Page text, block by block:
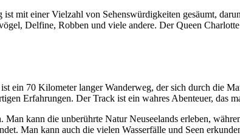
mit einer Vielzahl von Sehenswürdigkeiten gesäumt,
Delfine, Robben und viele andere. Der Queen
ein 70 Kilometer langer Wanderweg, der sich durch die
Erfahrungen. Der Track ist ein wahres Abenteuer, das
kann die unberührte Natur Neuseelands erleben,
Man kann auch die vielen Wasserfälle und Seen